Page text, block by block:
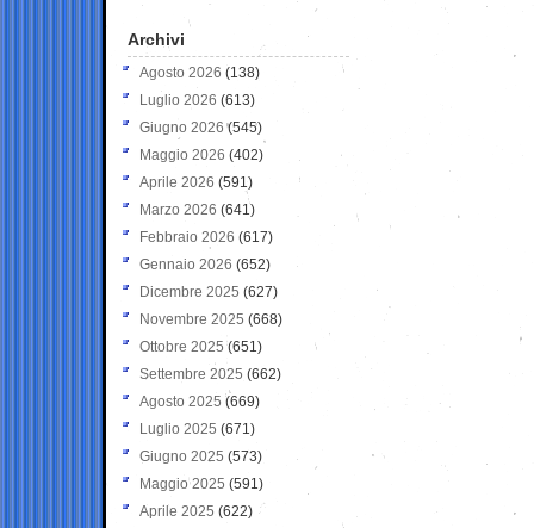
Archivi
Agosto 2026 (138)
Luglio 2026 (613)
Giugno 2026 (545)
Maggio 2026 (402)
Aprile 2026 (591)
Marzo 2026 (641)
Febbraio 2026 (617)
Gennaio 2026 (652)
Dicembre 2025 (627)
Novembre 2025 (668)
Ottobre 2025 (651)
Settembre 2025 (662)
Agosto 2025 (669)
Luglio 2025 (671)
Giugno 2025 (573)
Maggio 2025 (591)
Aprile 2025 (622)